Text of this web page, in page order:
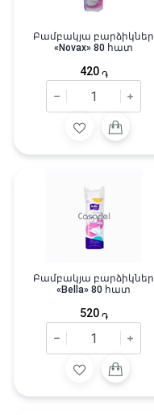
Բամբակյա բարձիկներ
«Novax» 80 հատ
420 ֏
Բամբակյա բարձիկներ
«Bella» 80 հատ
520 ֏